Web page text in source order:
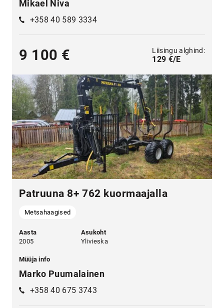
Mikael Niva
+358 40 589 3334
9 100 € Liisingu alghind:
129 €/E
Patruuna 8+ 762 kuormaajalla
Metsahaagised
Aasta
2005
Asukoht
Ylivieska
Müüja info
Marko Puumalainen
+358 40 675 3743